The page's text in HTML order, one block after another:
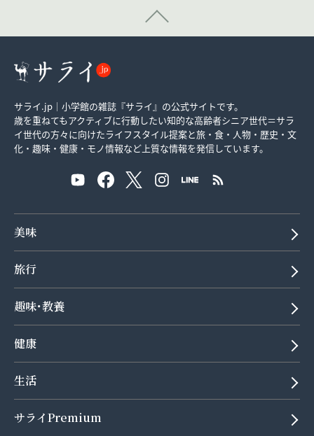
サライ.jp｜小学館の雑誌『サライ』の公式サイトです。
歳を重ねてもアクティブに行動したい知的な高齢者シニア世代＝サラ
イ世代の方々に向けたライフスタイル提案と旅・食・人物・歴史・文
化・趣味・健康・モノ情報など上質な情報を発信しています。
美味
旅行
趣味･教養
健康
生活
サライPremium